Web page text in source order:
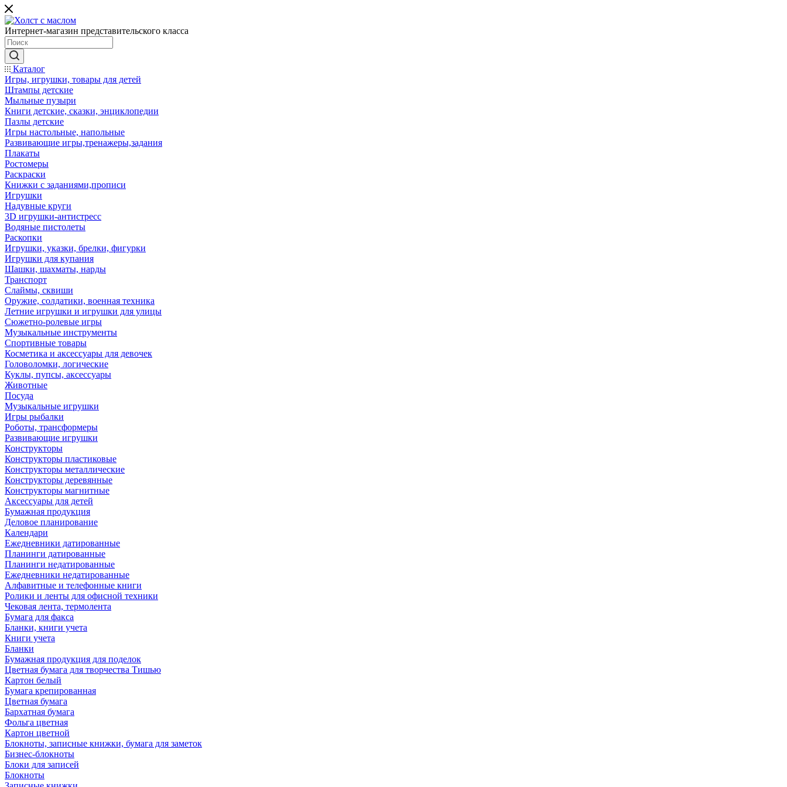
Интернет-магазин представительского класса
Каталог
Игры, игрушки, товары для детей
Штампы детские
Мыльные пузыри
Книги детские, сказки, энциклопедии
Пазлы детские
Игры настольные, напольные
Развивающие игры,тренажеры,задания
Плакаты
Ростомеры
Раскраски
Книжки с заданиями,прописи
Игрушки
Надувные круги
3D игрушки-антистресс
Водяные пистолеты
Раскопки
Игрушки, указки, брелки, фигурки
Игрушки для купания
Шашки, шахматы, нарды
Транспорт
Слаймы, сквиши
Оружие, солдатики, военная техника
Летние игрушки и игрушки для улицы
Сюжетно-ролевые игры
Музыкальные инструменты
Спортивные товары
Косметика и аксессуары для девочек
Головоломки, логические
Куклы, пупсы, аксессуары
Животные
Посуда
Музыкальные игрушки
Игры рыбалки
Роботы, трансформеры
Развивающие игрушки
Конструкторы
Конструкторы пластиковые
Конструкторы металлические
Конструкторы деревянные
Конструкторы магнитные
Аксессуары для детей
Бумажная продукция
Деловое планирование
Календари
Ежедневники датированные
Планинги датированные
Планинги недатированные
Ежедневники недатированные
Алфавитные и телефонные книги
Ролики и ленты для офисной техники
Чековая лента, термолента
Бумага для факса
Бланки, книги учета
Книги учета
Бланки
Бумажная продукция для поделок
Цветная бумага для творчества Тишью
Картон белый
Бумага крепированная
Цветная бумага
Бархатная бумага
Фольга цветная
Картон цветной
Блокноты, записные книжки, бумага для заметок
Бизнес-блокноты
Блоки для записей
Блокноты